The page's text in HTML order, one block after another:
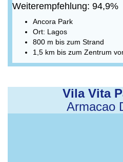
Weiterempfehlung: 94,9%
Ancora Park
Ort: Lagos
800 m bis zum Strand
1,5 km bis zum Zentrum
Vila Vita
Armacao